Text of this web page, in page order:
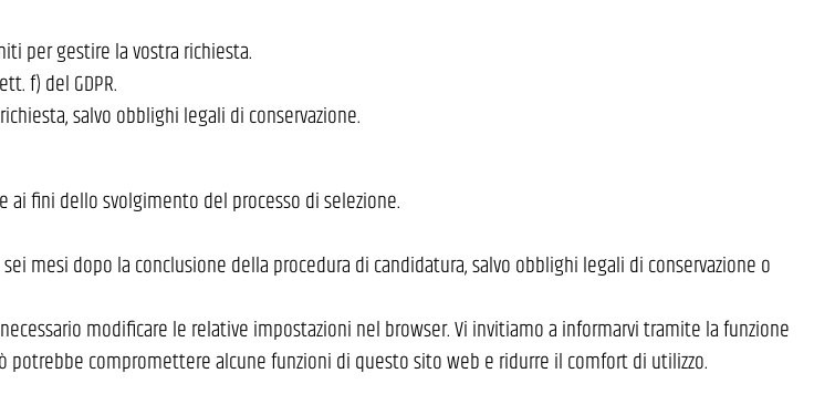
per gestire la vostra richiesta.
f) del GDPR.
salvo obblighi legali di conservazione.
fini dello svolgimento del processo di selezione.
mesi dopo la conclusione della procedura di candidatura, salvo obblighi legali di conservazione o
modificare le relative impostazioni nel browser. Vi invitiamo a informarvi tramite la funzione
compromettere alcune funzioni di questo sito web e ridurre il comfort di utilizzo.